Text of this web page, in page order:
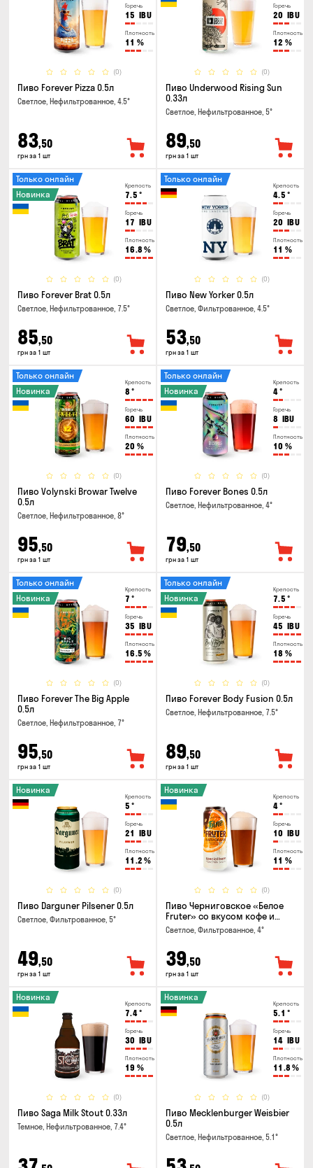
Горечь
15 IBU
Плотность
11 %
(0)
Пиво Forever Pizza 0.5л
Светлое, Нефильтрованное, 4.5°
83,50
грн за 1 шт
Горечь
20 IBU
Плотность
12 %
(0)
Пиво Underwood Rising Sun
0.33л
Светлое, Нефильтрованное, 5°
89,50
грн за 1 шт
Крепость
7.5 °
Горечь
17 IBU
Плотность
16.8 %
(0)
Только онлайн
Новинка
Пиво Forever Brat 0.5л
Светлое, Нефильтрованное, 7.5°
85,50
грн за 1 шт
Крепость
4.5 °
Горечь
20 IBU
Плотность
11 %
(0)
Только онлайн
Пиво New Yorker 0.5л
Светлое, Фильтрованное, 4.5°
53,50
грн за 1 шт
Крепость
8 °
Горечь
60 IBU
Плотность
20 %
(0)
Только онлайн
Новинка
Пиво Volynski Browar Twelve
0.5л
Светлое, Нефильтрованное, 8°
95,50
грн за 1 шт
Крепость
4°
Горечь
8 IBU
Плотность
10 %
(0)
Только онлайн
Новинка
Пиво Forever Bones 0.5л
Светлое, Нефильтрованное, 4°
79,50
грн за 1 шт
Крепость
7 °
Горечь
35 IBU
Плотность
16.5 %
(0)
Только онлайн
Новинка
Пиво Forever The Big Apple
0.5л
Светлое, Нефильтрованное, 7°
95,50
грн за 1 шт
Крепость
7.5 °
Горечь
45 IBU
Плотность
18 %
(0)
Только онлайн
Новинка
Пиво Forever Body Fusion 0.5л
Светлое, Нефильтрованное, 7.5°
89,50
грн за 1 шт
Крепость
5 °
Горечь
21 IBU
Плотность
11.2 %
(0)
Новинка
Пиво Darguner Pilsener 0.5л
Светлое, Фильтрованное, 5°
49,50
грн за 1 шт
Крепость
4°
Горечь
10 IBU
Плотность
11 %
(0)
Новинка
Пиво Черниговское «Белое
Fruter» со вкусом кофе и
апельсина 0.5 л
Светлое, Фильтрованное, 4°
39,50
грн за 1 шт
Крепость
7.4°
Горечь
30 IBU
Плотность
19 %
(0)
Новинка
Пиво Saga Milk Stout 0.33л
Темное, Нефильтрованное, 7.4°
Крепость
5.1 °
Горечь
14 IBU
Плотность
11.8 %
(0)
Новинка
Пиво Mecklenburger Weisbier
0.5л
Светлое, Нефильтрованное, 5.1°